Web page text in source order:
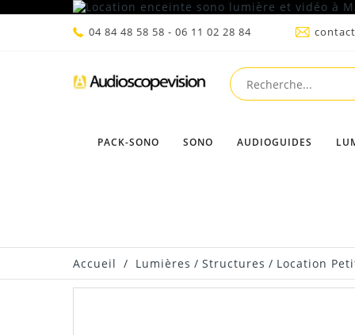
04 84 48 58 58 - 06 11 02 28 84
PACK-SONO SONO AUDIOGUIDES
Accueil / Lumières / Structures / Location